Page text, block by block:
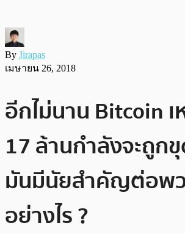
By Jirapas
เมษายน 26, 2018
อีกไม่นาน Bitcoin
17 ล้านกำลังจะถูก
มันมีนัยสำคัญต่อพว
อย่างไร ?